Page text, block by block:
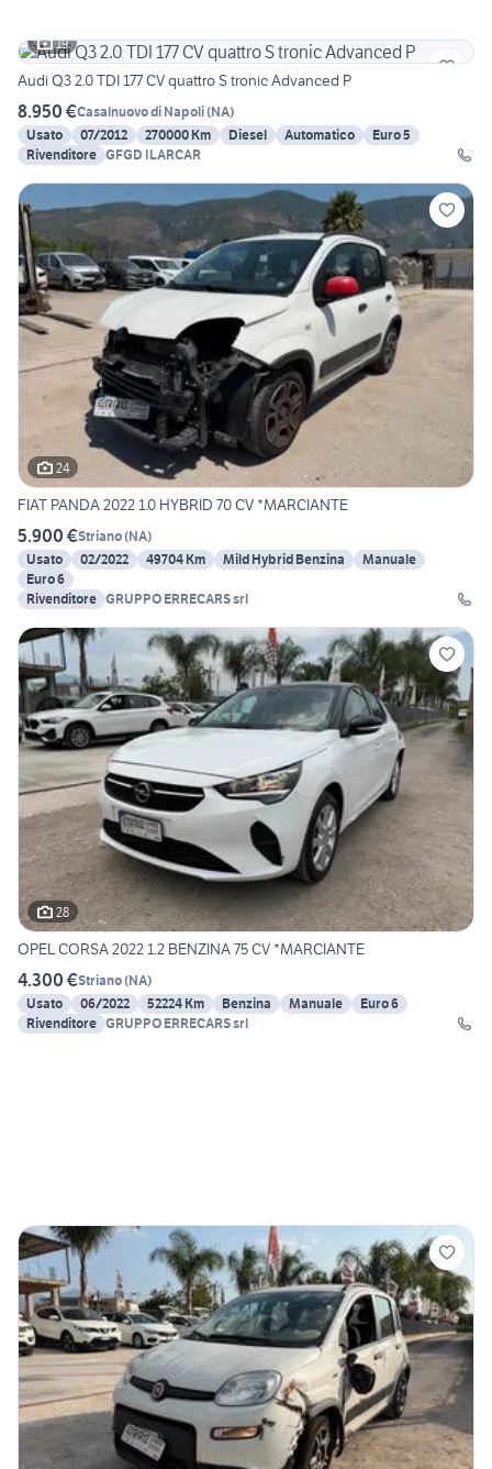
19
Audi Q3 2.0 TDI 177 CV quattro S tronic Advanced P
8.950 €Casalnuovo di Napoli(NA)
Usato
07/2012 270000 Km Diesel Automatico
Euro 5
Rivenditore GFGD ILARCAR
24
FIAT PANDA 2022 1.0 HYBRID 70 CV *MARCIANTE
5.900 €Striano(NA)
Usato
02/2022 49704 Km Mild Hybrid Benzina
Manuale
Euro 6
Rivenditore GRUPPO ERRECARS srl
28
OPEL CORSA 2022 1.2 BENZINA 75 CV *MARCIANTE
4.300 €Striano(NA)
Usato
06/2022 52224 Km Benzina Manuale
Euro 6
Rivenditore GRUPPO ERRECARS srl